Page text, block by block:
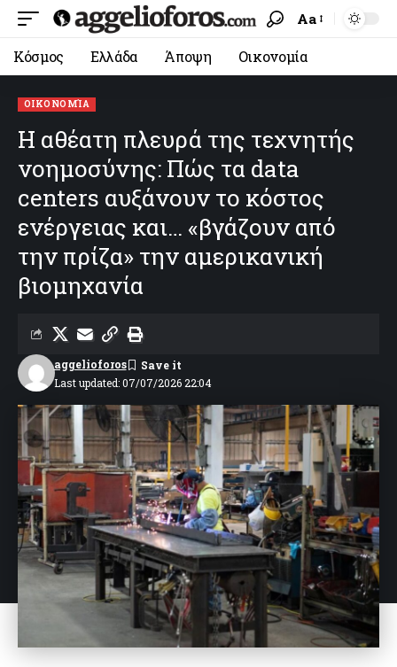
Aa
Κόσμος Ελλάδα Άποψη Οικονομία
ΟΙΚΟΝΟΜΊΑ
Η αθέατη πλευρά της τεχνητής
νοημοσύνης: Πώς τα data
centers αυξάνουν το κόστος
ενέργειας και… «βγάζουν από
την πρίζα» την αμερικανική
βιομηχανία
Last updated: 07/07/2026 22:04
aggelioforos